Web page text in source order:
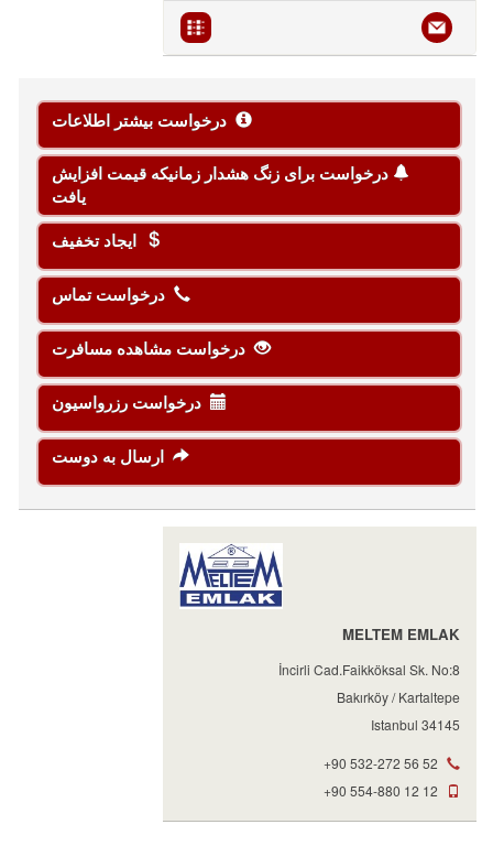
درخواست بیشتر اطلاعات
درخواست برای زنگ هشدار زمانیکه قیمت افزایش
یافت
ایجاد تخفیف
درخواست تماس
درخواست مشاهده مسافرت
درخواست رزرواسیون
ارسال به دوست
MELTEM EMLAK
İncirli Cad.Faikköksal Sk. No:8
Bakırköy / Kartaltepe
34145 Istanbul
+90 532-272 56 52
+90 554-880 12 12